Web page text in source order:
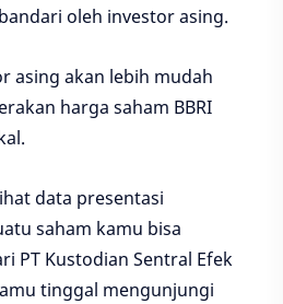
oleh investor asing.
asing akan lebih mudah
harga saham BBRI
data presentasi
saham kamu bisa
PT Kustodian Sentral Efek
tinggal mengunjungi